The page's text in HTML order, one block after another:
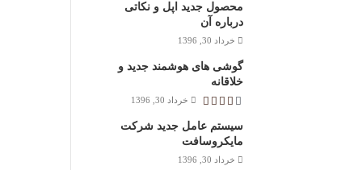
محصول جدید اپل و نکاتی
درباره آن
خرداد 30, 1396
گوشی های هوشمند جدید و
خلاقانه
خرداد 30, 1396
سیستم عامل جدید شرکت
مایکروسافت
خرداد 30, 1396